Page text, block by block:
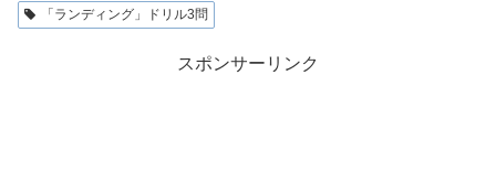
「ランディング」ドリル3問
スポンサーリンク